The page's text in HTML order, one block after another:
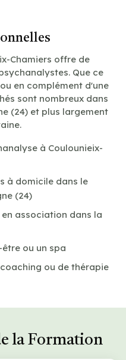
Chamiers offre de
Que ce
en complément d'une
sont nombreux dans
(24) et plus largement
à Coulounieix-
à domicile dans le
(24)
association dans la
ou un spa
ou de thérapie
la Formation